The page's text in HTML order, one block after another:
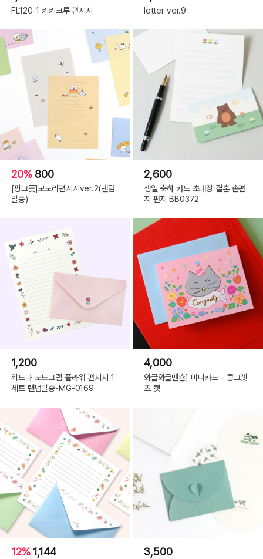
Pastel
FL120-1 키키크루 편지지 letter ver.9
20% 800
[핑크풋]모노리편지지ver.2(랜덤
발송)
2,600
생일 축하 카드 초대장 결혼 손편
지 편지 BB0372
1,200
위드나 모노그램 플라워 편지지 1
세트 랜덤발송-MG-0169
4,000
와글와글맨숀] 미니카드 - 콩그렛
츠 캣
12% 1,144 3,500